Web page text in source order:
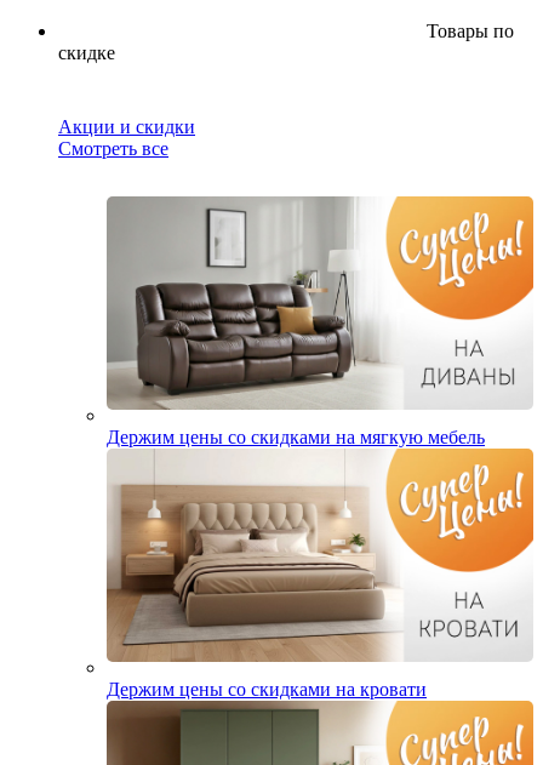
Товары по
скидке
Акции и скидки
Смотреть все
Держим цены со скидками на мягкую мебель
Держим цены со скидками на кровати